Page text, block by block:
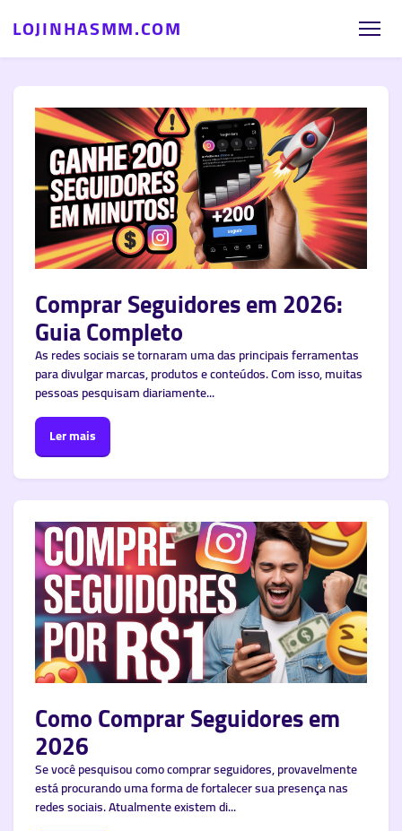
LOJINHASMM.COM
Comprar Seguidores em 2026:
Guia Completo
As redes sociais se tornaram uma das principais ferramentas
para divulgar marcas, produtos e conteúdos. Com isso, muitas
pessoas pesquisam diariamente...
Ler mais
Como Comprar Seguidores em
2026
Se você pesquisou como comprar seguidores, provavelmente
está procurando uma forma de fortalecer sua presença nas
redes sociais. Atualmente existem di...